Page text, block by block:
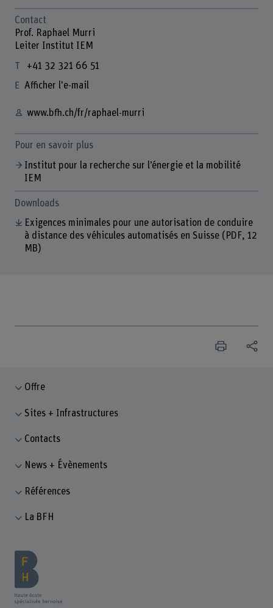
Contact
Prof. Raphael Murri
Leiter Institut IEM
+41 32 321 66 51
Afficher l'e-mail
www.bfh.ch/fr/raphael-murri
Pour en savoir plus
Institut pour la recherche sur l’énergie et la mobilité
IEM
Downloads
Exigences minimales pour une autorisation de conduire
à distance des véhicules automatisés en Suisse (PDF, 12
MB)
Offre
Sites + Infrastructures
Contacts
News + Évènements
Références
La BFH